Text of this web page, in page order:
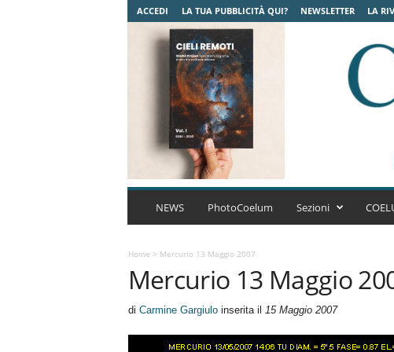
ACCEDI LA TUA PUBBLICITÀ QUI? NEWSLETTER LA
C
m
A
r
NEWS PhotoCoelum Sezioni
Home > Mercurio 13 Maggio 2007
Mercurio 13 Maggio
di Carmine Gargiuloinserita il 15 Maggio 2007